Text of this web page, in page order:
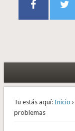
Tu estás aquí: Inicio ›
problemas